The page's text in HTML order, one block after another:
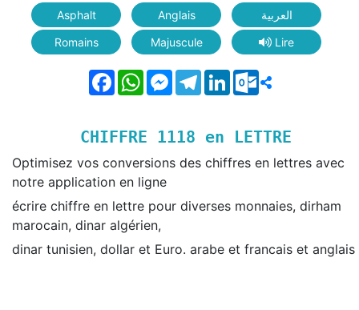
Asphalt Anglais
العربية
Romains
Majuscule Lire
FacebookWhatsAppMessenger
Telegram
LinkedInOutlook.com
CHIFFRE 1118 en LETTRE
Optimisez vos conversions des chiffres en lettres avec
notre application en ligne
écrire chiffre en lettre pour diverses monnaies, dirham
marocain, dinar algérien,
dinar tunisien, dollar et Euro. arabe et francais et anglais